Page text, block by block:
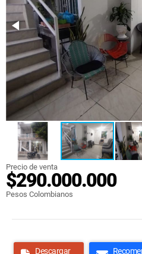
Precio de venta
$290.000.000
Pesos Colombianos
Descargar